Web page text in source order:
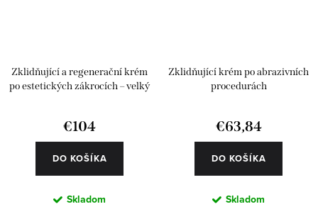
Zklidňující a regenerační krém
po estetických zákrocích – velký
€104
DO KOŠÍKA
Skladom
Zklidňující krém po abrazivních
procedurách
€63,84
DO KOŠÍKA
Skladom